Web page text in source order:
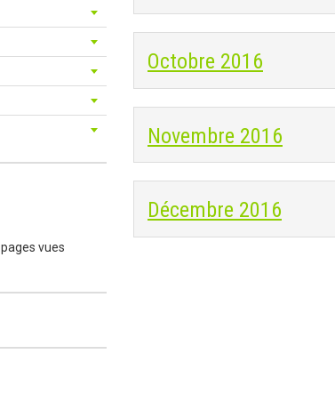
Octobre 2016
Novembre 2016
Décembre 2016
pages vues